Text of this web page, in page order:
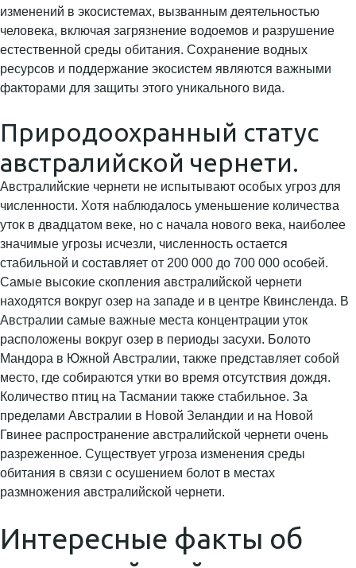
изменений в экосистемах, вызванным деятельностью
человека, включая загрязнение водоемов и разрушение
естественной среды обитания. Сохранение водных
ресурсов и поддержание экосистем являются важными
факторами для защиты этого уникального вида.
Природоохранный статус
австралийской чернети.
Австралийские чернети не испытывают особых угроз для
численности. Хотя наблюдалось уменьшение количества
уток в двадцатом веке, но с начала нового века, наиболее
значимые угрозы исчезли, численность остается
стабильной и составляет от 200 000 до 700 000 особей.
Самые высокие скопления австралийской чернети
находятся вокруг озер на западе и в центре Квинсленда. В
Австралии самые важные места концентрации уток
расположены вокруг озер в периоды засухи. Болото
Мандора в Южной Австралии, также представляет собой
место, где собираются утки во время отсутствия дождя.
Количество птиц на Тасмании также стабильное. За
пределами Австралии в Новой Зеландии и на Новой
Гвинее распространение австралийской чернети очень
разреженное. Существует угроза изменения среды
обитания в связи с осушением болот в местах
размножения австралийской чернети.
Интересные факты об